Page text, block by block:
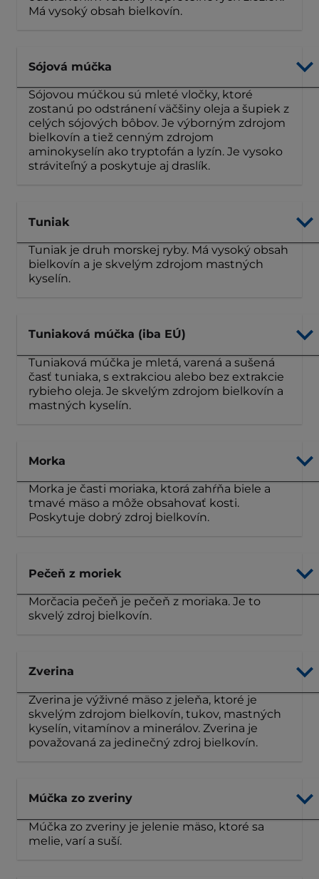
Má vysoký obsah bielkovín.
Sójová múčka
Sójovou múčkou sú mleté ​​vločky, ktoré
zostanú po odstránení väčšiny oleja a šupiek z
celých sójových bôbov. Je výborným zdrojom
bielkovín a tiež cenným zdrojom
aminokyselín ako tryptofán a lyzín. Je vysoko
stráviteľný a poskytuje aj draslík.
Tuniak
Tuniak je druh morskej ryby. Má vysoký obsah
bielkovín a je skvelým zdrojom mastných
kyselín.
Tuniaková múčka (iba EÚ)
Tuniaková múčka je mletá, varená a sušená
časť tuniaka, s extrakciou alebo bez extrakcie
rybieho oleja. Je skvelým zdrojom bielkovín a
mastných kyselín.
Morka
Morka je časti moriaka, ktorá zahŕňa biele a
tmavé mäso a môže obsahovať kosti.
Poskytuje dobrý zdroj bielkovín.
Pečeň z moriek
Morčacia pečeň je pečeň z moriaka. Je to
skvelý zdroj bielkovín.
Zverina
Zverina je výživné mäso z jeleňa, ktoré je
skvelým zdrojom bielkovín, tukov, mastných
kyselín, vitamínov a minerálov. Zverina je
považovaná za jedinečný zdroj bielkovín.
Múčka zo zveriny
Múčka zo zveriny je jelenie mäso, ktoré sa
melie, varí a suší.